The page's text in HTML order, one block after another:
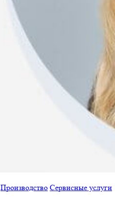
Производство Сервисные услуги